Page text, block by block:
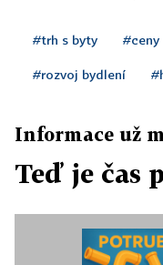
#trh s byty #ceny
#rozvoj bydlení
Informace už
Teď je čas